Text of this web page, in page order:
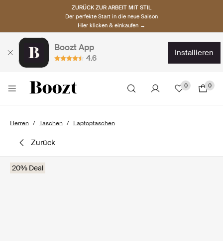
ZURÜCK ZUR ARBEIT MIT STIL
Der perfekte Start in die neue Saison
Hier klicken & einkaufen →
Boozt App
4.6
installieren
0 0
Herren Taschen Laptoptaschen
zurück
20% Deal